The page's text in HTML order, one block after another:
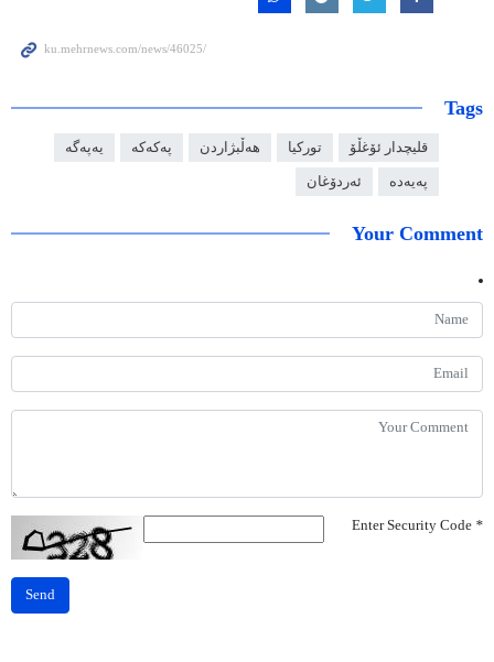
Tags
قلیچدار ئۆغڵۆ تورکیا هەڵبژاردن پەکەکە یەپەگە
پەیەدە ئەردۆغان
Your Comment
*
Send